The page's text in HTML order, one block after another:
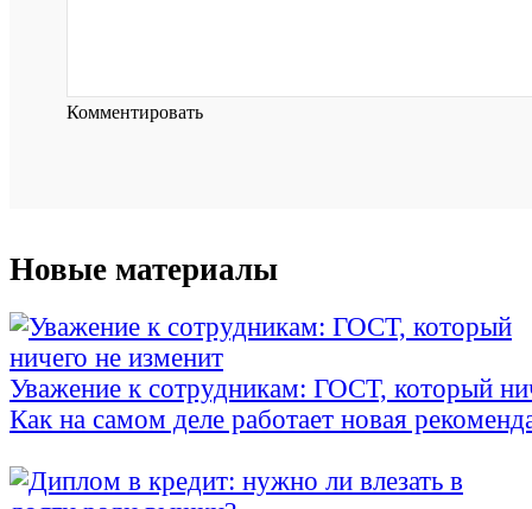
Комментировать
Новые материалы
Уважение к сотрудникам: ГОСТ, который
Как на самом деле работает новая